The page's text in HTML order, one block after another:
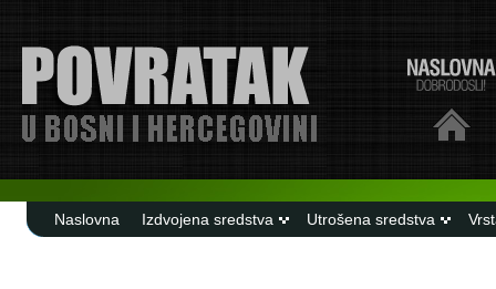
Naslovna Izdvojena sredstva Utrošena sredstva